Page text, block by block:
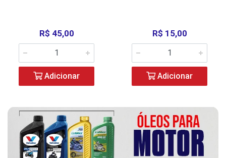
R$ 45,00
Adicionar
R$ 15,00
Adicionar